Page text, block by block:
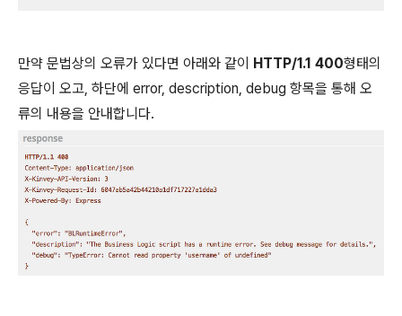
만약 문법상의 오류가 있다면 아래와 같이 HTTP/1.1 400형태의
응답이 오고, 하단에 error, description, debug 항목을 통해 오
류의 내용을 안내합니다.